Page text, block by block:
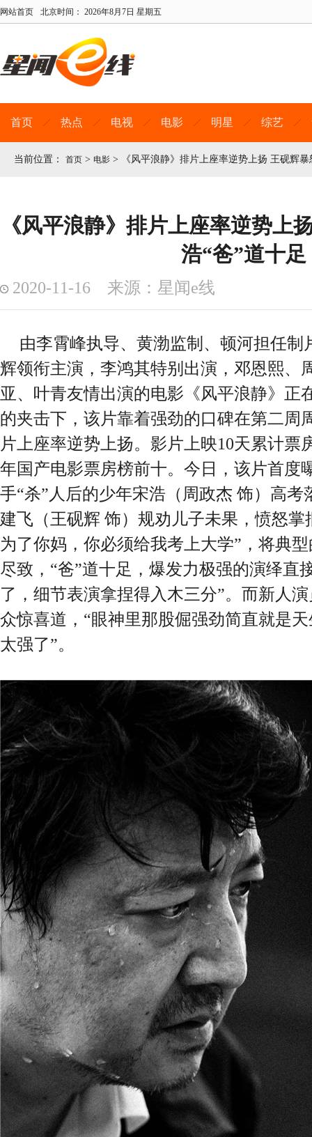
网站首页 北京时间： 2026年8月7日 星期五
首页 热点 电视 电影 明星 综艺
当前位置： 首页 > 电影 > 《风平浪静》排片上座率逆势上扬 王砚辉
《风平浪静》排片上座率逆势上
浩“爸”道十足
2020-11-16 来源：星闻e线
由李霄峰执导、黄渤监制、顿河担任制
辉领衔主演，李鸿其特别出演，邓恩熙、
亚、叶青友情出演的电影《风平浪静》正
的夹击下，该片靠着强劲的口碑在第二周
片上座率逆势上扬。影片上映10天累计票
年国产电影票房榜前十。今日，该片首度
手“杀”人后的少年宋浩（周政杰 饰）高
建飞（王砚辉 饰）规劝儿子未果，愤怒掌
为了你妈，你必须给我考上大学”，将典
尽致，“爸”道十足，爆发力极强的演绎直
了，细节表演拿捏得入木三分”。而新人
众惊喜道，“眼神里那股倔强劲简直就是
太强了”。